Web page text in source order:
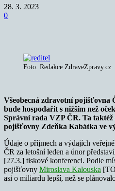
28. 3. 2023
0
Foto: Redakce ZdraveZpravy.cz
Všeobecná zdravotní pojišťovna
bude hospodařit s nižším než
Správní rada VZP ČR. Ta
pojišťovny Zdeňka Kabátka ve
Údaje o příjmech a výdajích
ČR za letošní leden a únor
[27.3.] tiskové konferenci. Podle
pojišťovny Miroslava Kalouska
asi o miliardu lepší, než se